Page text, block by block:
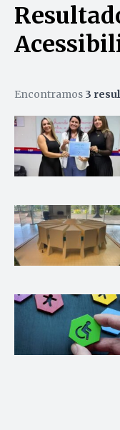
Encontramos 3